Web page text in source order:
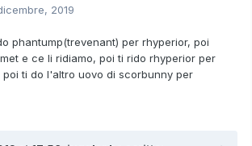
2019
phantump(trevenant) per rhyperior, poi
e ce li ridiamo, poi ti rido rhyperior per
ti do l'altro uovo di scorbunny per